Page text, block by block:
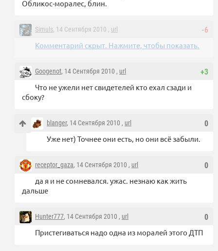
Обликос-моралес, блин.
-6
Simuls, 14 Сентября 2010 , url
Комментарий скрыт. Нажмите, чтобы показать.
+3
Googenot, 14 Сентября 2010 , url
Что не ужели нет свидетелей кто ехал сзади и
сбоку?
0
blanger, 14 Сентября 2010 , url
Уже нет) Точнее они есть, но они всё забыли.
0
receptor_gaza, 14 Сентября 2010 , url
да я и не сомневался. ужас. незнаю как жить
дальше
0
Hunter777, 14 Сентября 2010 , url
Пристегиваться надо одна из моралей этого ДТП